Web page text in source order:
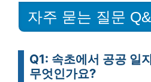
자주 묻는 질문
Q1: 속초에서 공공 일
무엇인가요?